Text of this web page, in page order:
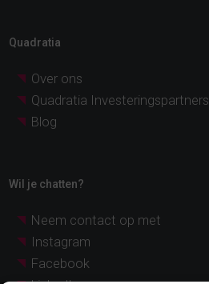
Quadratia
Over ons
Quadratia Investeringspartners
Blog
Wil je chatten?
Neem contact op met
Instagram
Facebook